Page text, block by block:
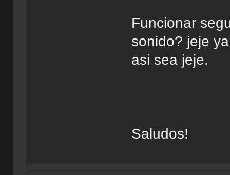
Funcionar
sonido? jeje
asi sea jeje.
Saludos!